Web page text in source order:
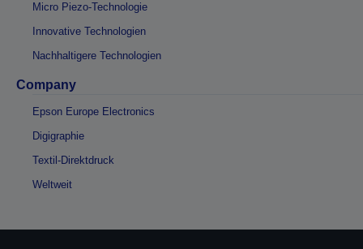
Micro Piezo-Technologie
Innovative Technologien
Nachhaltigere Technologien
Company
Epson Europe Electronics
Digigraphie
Textil-Direktdruck
Weltweit